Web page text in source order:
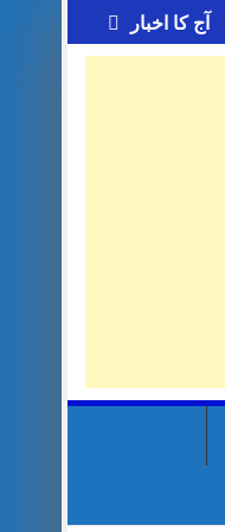
آج کا اخبار